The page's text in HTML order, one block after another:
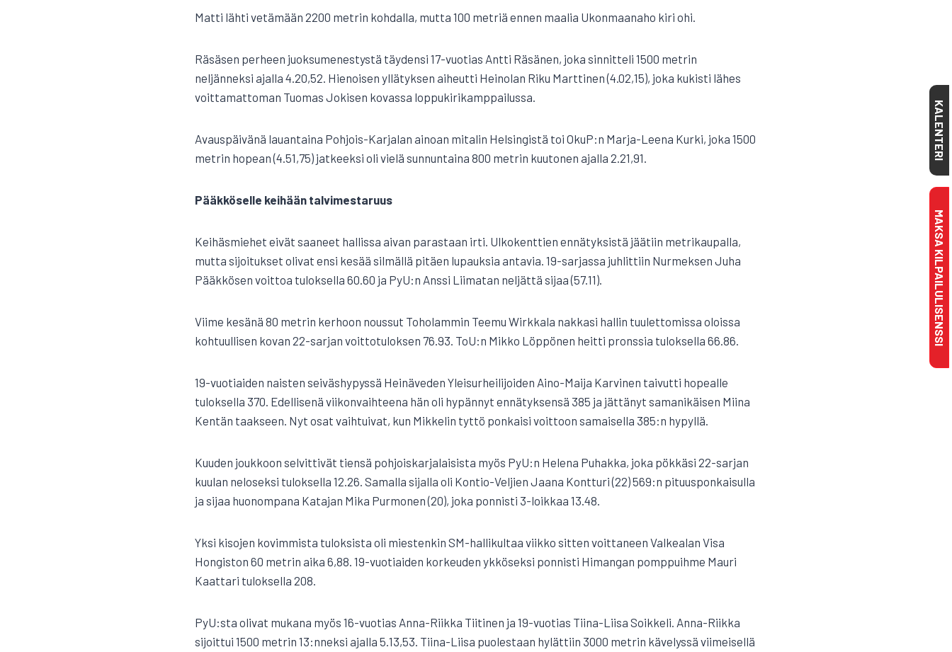
Matti lähti vetämään 2200 metrin kohdalla, mutta 100 metriä ennen maalia Ukonmaanaho kiri ohi.
Räsäsen perheen juoksumenestystä täydensi 17-vuotias Antti Räsänen, joka sinnitteli 1500 metrin
neljänneksi ajalla 4.20,52. Hienoisen yllätyksen aiheutti Heinolan Riku Marttinen (4.02,15), joka kukisti lähes
voittamattoman Tuomas Jokisen kovassa loppukirikamppailussa.
Avauspäivänä lauantaina Pohjois-Karjalan ainoan mitalin Helsingistä toi OkuP:n Marja-Leena Kurki, joka 1500
metrin hopean (4.51,75) jatkeeksi oli vielä sunnuntaina 800 metrin kuutonen ajalla 2.21,91.
Pääkköselle keihään talvimestaruus
Keihäsmiehet eivät saaneet hallissa aivan parastaan irti. Ulkokenttien ennätyksistä jäätiin metrikaupalla,
mutta sijoitukset olivat ensi kesää silmällä pitäen lupauksia antavia. 19-sarjassa juhlittiin Nurmeksen Juha
Pääkkösen voittoa tuloksella 60.60 ja PyU:n Anssi Liimatan neljättä sijaa (57.11).
Viime kesänä 80 metrin kerhoon noussut Toholammin Teemu Wirkkala nakkasi hallin tuulettomissa oloissa
kohtuullisen kovan 22-sarjan voittotuloksen 76.93. ToU:n Mikko Löppönen heitti pronssia tuloksella 66.86.
19-vuotiaiden naisten seiväshypyssä Heinäveden Yleisurheilijoiden Aino-Maija Karvinen taivutti hopealle
tuloksella 370. Edellisenä viikonvaihteena hän oli hypännyt ennätyksensä 385 ja jättänyt samanikäisen Miina
Kentän taakseen. Nyt osat vaihtuivat, kun Mikkelin tyttö ponkaisi voittoon samaisella 385:n hypyllä.
Kuuden joukkoon selvittivät tiensä pohjoiskarjalaisista myös PyU:n Helena Puhakka, joka pökkäsi 22-sarjan
kuulan neloseksi tuloksella 12.26. Samalla sijalla oli Kontio-Veljien Jaana Kontturi (22) 569:n pituusponkaisulla
ja sijaa huonompana Katajan Mika Purmonen (20), joka ponnisti 3-loikkaa 13.48.
Yksi kisojen kovimmista tuloksista oli miestenkin SM-hallikultaa viikko sitten voittaneen Valkealan Visa
Hongiston 60 metrin aika 6,88. 19-vuotiaiden korkeuden ykköseksi ponnisti Himangan pomppuihme Mauri
Kaattari tuloksella 208.
PyU:sta olivat mukana myös 16-vuotias Anna-Riikka Tiitinen ja 19-vuotias Tiina-Liisa Soikkeli. Anna-Riikka
sijoittui 1500 metrin 13:nneksi ajalla 5.13,53. Tiina-Liisa puolestaan hylättiin 3000 metrin kävelyssä viimeisellä
KALENTERI
MAKSA KILPAILULISENSSI